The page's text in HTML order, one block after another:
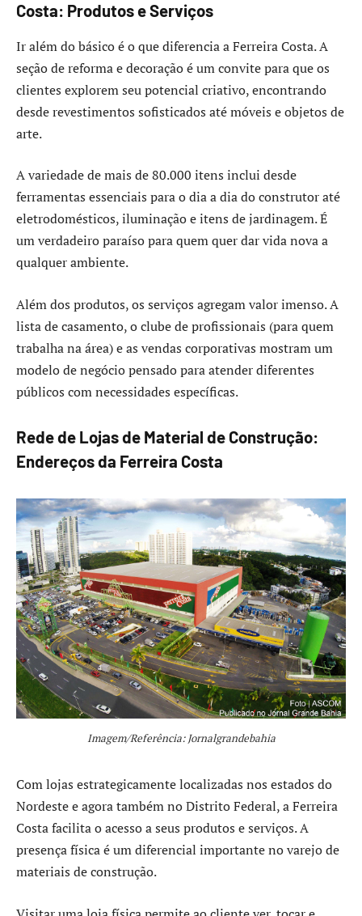
Costa: Produtos e Serviços
Ir além do básico é o que diferencia a Ferreira Costa. A
seção de reforma e decoração é um convite para que os
clientes explorem seu potencial criativo, encontrando
desde revestimentos sofisticados até móveis e objetos de
arte.
A variedade de mais de 80.000 itens inclui desde
ferramentas essenciais para o dia a dia do construtor até
eletrodomésticos, iluminação e itens de jardinagem. É
um verdadeiro paraíso para quem quer dar vida nova a
qualquer ambiente.
Além dos produtos, os serviços agregam valor imenso. A
lista de casamento, o clube de profissionais (para quem
trabalha na área) e as vendas corporativas mostram um
modelo de negócio pensado para atender diferentes
públicos com necessidades específicas.
Rede de Lojas de Material de Construção:
Endereços da Ferreira Costa
Imagem/Referência: Jornalgrandebahia
Com lojas estrategicamente localizadas nos estados do
Nordeste e agora também no Distrito Federal, a Ferreira
Costa facilita o acesso a seus produtos e serviços. A
presença física é um diferencial importante no varejo de
materiais de construção.